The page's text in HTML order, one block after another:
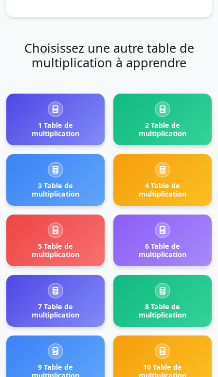
Choisissez une autre table de
multiplication à apprendre
1 Table de
multiplication
2 Table de
multiplication
3 Table de
multiplication
4 Table de
multiplication
5 Table de
multiplication
6 Table de
multiplication
7 Table de
multiplication
8 Table de
multiplication
9 Table de
10 Table de